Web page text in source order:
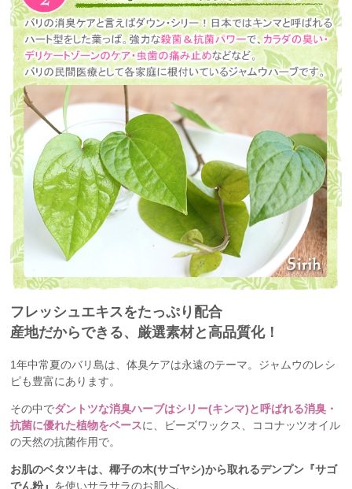
フレッシュエキスをたっぷり配合
産地だからできる、厳選素材と高品質化！
1年中常夏のバリ島は、体臭ケアは永遠のテーマ。ジャムウのレシ
ピも豊富にあります。
その中でダントツな消臭ハーブはシリー(キンマ)と呼ばれる消臭・
抗菌に優れた植物をベースに、ビーズワックス、ココナッツオイル
の天然の抗菌作用で。
お肌のベタツキは、椰子の木(サゴヤシ)から取れるデンプン『サゴ
でん粉』 を使いサラサラのお肌へ。